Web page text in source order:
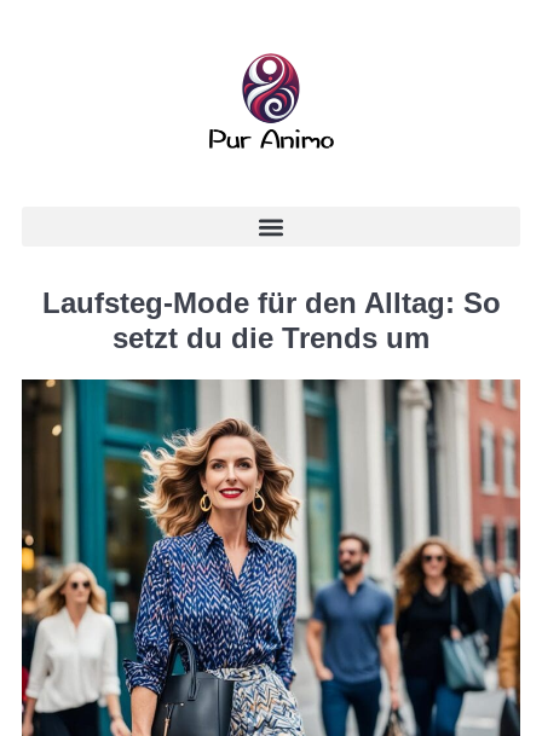
Laufsteg-Mode für den Alltag: So
setzt du die Trends um